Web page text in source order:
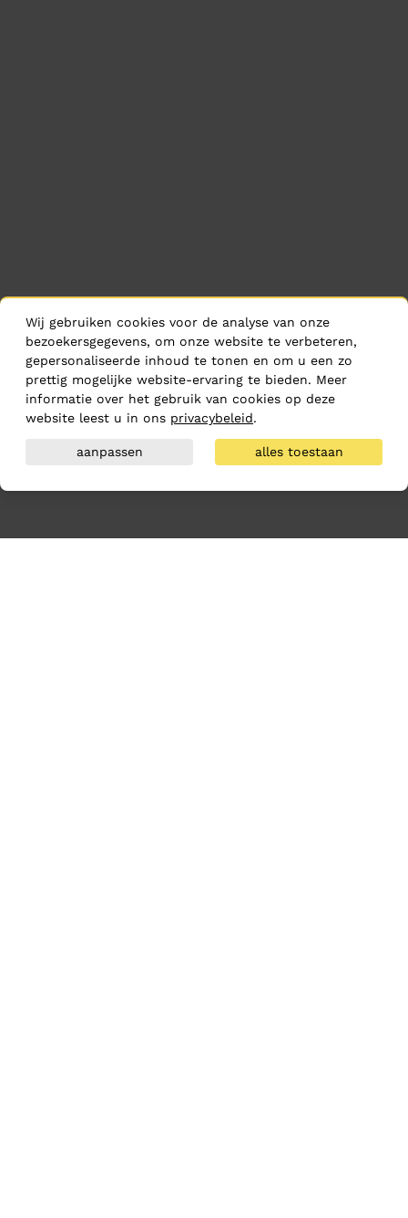
Wij gebruiken cookies voor de analyse van onze
bezoekersgegevens, om onze website te verbeteren,
gepersonaliseerde inhoud te tonen en om u een zo
prettig mogelijke website-ervaring te bieden. Meer
informatie over het gebruik van cookies op deze
website leest u in ons privacybeleid.
aanpassen alles toestaan